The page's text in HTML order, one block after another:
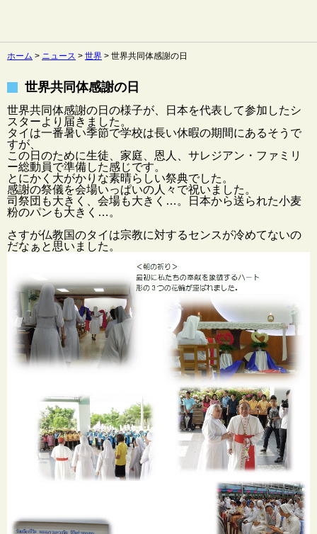
ホーム > ニュース > 世界 > 世界共同体感謝の日
世界共同体感謝の日
世界共同体感謝の日の様子が、日本を代表して参加したシ
スターより届きました。
タイは一番暑い季節で学校は長い休暇の期間にあるそうで
すが、
この日のために生徒、家庭、恩人、サレジアン・ファミリ
ー総動員で準備した感じです。
とにかく大がかりな素晴らしい祭典でした。
感謝の祭儀を会場いっぱいの人々で祝いました。
司祭団も大きく、会場も大きく…。日本から送られた小麦
粉のパンも大きく…。
さすが仏教国のタイは宗教に対するセンスが冷めてないの
だなぁと思いました。